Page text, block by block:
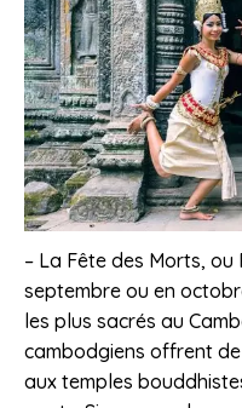
– La Fête des Morts, ou
septembre ou en
les plus sacrés au
cambodgiens offrent
aux temples